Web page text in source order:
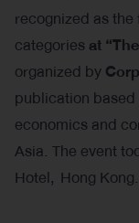
recognized as
categories at
organized by
publication
economics and
Asia. The event
Hotel, Hong Kong.